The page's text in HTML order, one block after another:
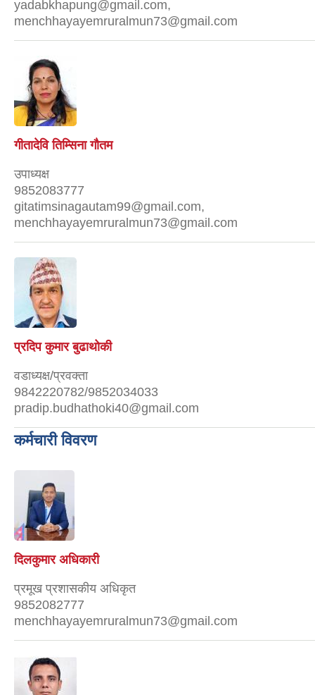
yadabkhapung@gmail.com,
menchhayayemruralmun73@gmail.com
गीतादेवि तिम्सिना गाैतम
उपाध्यक्ष
9852083777
gitatimsinagautam99@gmail.com,
menchhayayemruralmun73@gmail.com
प्रदिप कुमार बुढाथोकी
वडाध्यक्ष/प्रवक्ता
9842220782/9852034033
pradip.budhathoki40@gmail.com
कर्मचारी विवरण
दिलकुमार अधिकारी
प्रमूख प्रशासकीय अधिकृत
9852082777
menchhayayemruralmun73@gmail.com